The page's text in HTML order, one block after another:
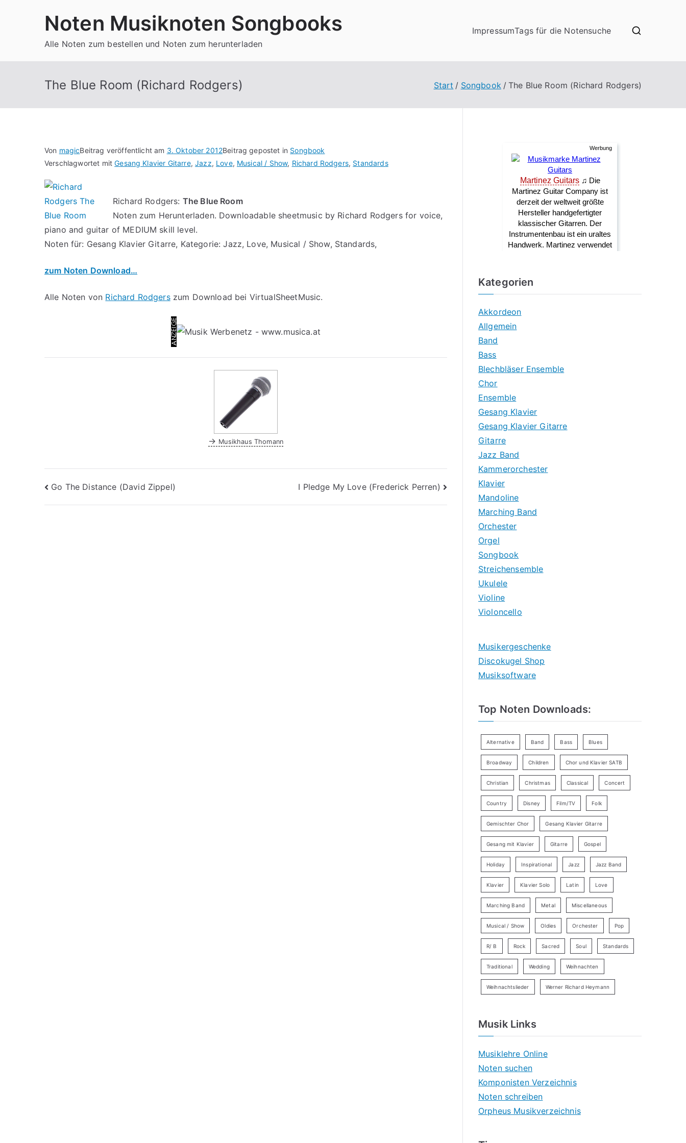
Noten Musiknoten Songbooks
Alle Noten zum bestellen und Noten zum herunterladen
ImpressumTags für die Notensuche
The Blue Room (Richard Rodgers) Start Songbook The Blue Room (Richard Rodgers)
Von magicBeitrag veröffentlicht am 3. Oktober 2012Beitrag gepostet in Songbook
Verschlagwortet mitGesang Klavier Gitarre,Jazz, Love, Musical / Show, Richard Rodgers, Standards
Richard Rodgers: The Blue Room
Noten zum Herunterladen. Downloadable sheetmusic by Richard Rodgers for voice,
piano and guitar of MEDIUM skill level.
Noten für: Gesang Klavier Gitarre, Kategorie: Jazz, Love, Musical / Show, Standards,
zum Noten Download…
Alle Noten von Richard Rodgerszum Download bei VirtualSheetMusic.
→ Musikhaus Thomann
Beitragsnavigation
Go The Distance (David Zippel) I Pledge My Love (Frederick Perren)
Kategorien
Akkordeon
Allgemein
Band
Bass
Blechbläser Ensemble
Chor
Ensemble
Gesang Klavier
Gesang Klavier Gitarre
Gitarre
Jazz Band
Kammerorchester
Klavier
Mandoline
Marching Band
Orchester
Orgel
Songbook
Streichensemble
Ukulele
Violine
Violoncello
Musikergeschenke
Discokugel Shop
Musiksoftware
Top Noten Downloads:
Alternative Band Bass Blues
Broadway Children Chor und Klavier SATB
Christian Christmas Classical Concert
Country Disney Film/TV Folk
Gemischter Chor Gesang Klavier Gitarre
Gesang mit Klavier Gitarre Gospel
Holiday Inspirational Jazz Jazz Band
Klavier Klavier Solo Latin Love
Marching Band Metal Miscellaneous
Musical / Show Oldies Orchester Pop
R/ B Rock Sacred Soul Standards
Traditional Wedding Weihnachten
Weihnachtslieder Werner Richard Heymann
Musik Links
Musiklehre Online
Noten suchen
Komponisten Verzeichnis
Noten schreiben
Orpheus Musikverzeichnis